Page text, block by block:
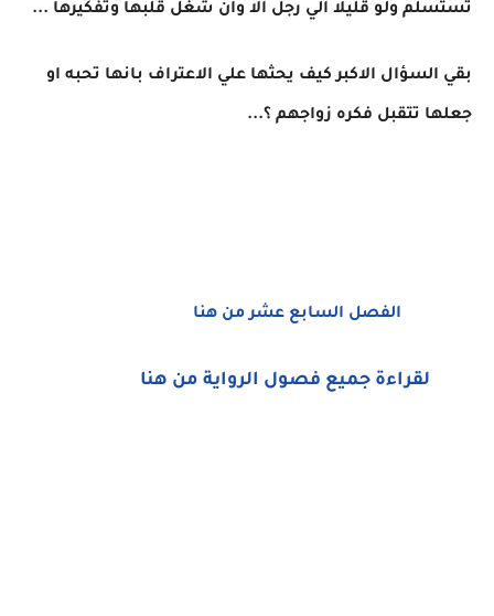
تستسلم ولو قليلا الي رجل الا وان شغل قلبها وتفكيرها ...
بقي السؤال الاكبر كيف يحثها علي الاعتراف بانها تحبه او
جعلها تتقبل فكره زواجهم ؟...
الفصل السابع عشر من هنا
لقراءة جميع فصول الرواية من هنا